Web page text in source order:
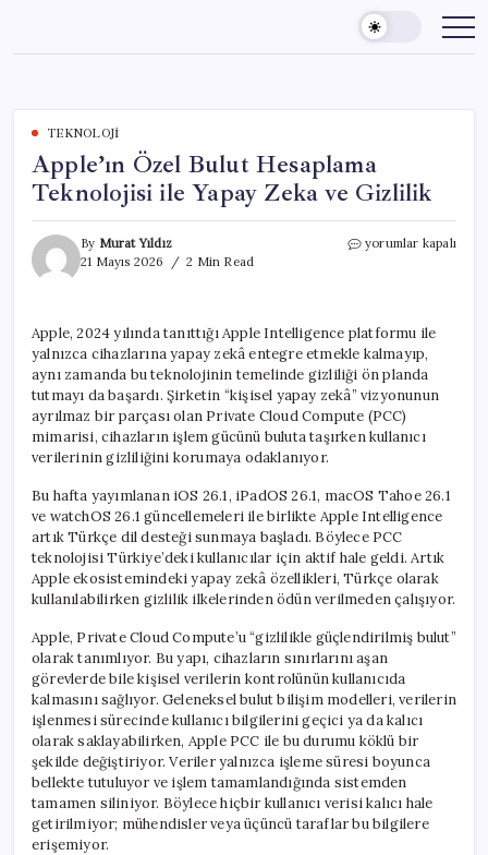
content
TEKNOLOJI
Apple’ın Özel Bulut Hesaplama
Teknolojisi ile Yapay Zeka ve Gizlilik
By Murat Yıldız
21 Mayıs 2026
2 Min Read
Apple’ın
ile
Yapay
Zeka
ve
Gizlilik
için
yorumlar kapalı
Apple, 2024 yılında tanıttığı Apple Intelligence platformu ile
yalnızca cihazlarına yapay zekâ entegre etmekle kalmayıp,
aynı zamanda bu teknolojinin temelinde gizliliği ön planda
tutmayı da başardı. Şirketin “kişisel yapay zekâ” vizyonunun
ayrılmaz bir parçası olan Private Cloud Compute (PCC)
mimarisi, cihazların işlem gücünü buluta taşırken kullanıcı
verilerinin gizliliğini korumaya odaklanıyor.
Bu hafta yayımlanan iOS 26.1, iPadOS 26.1, macOS Tahoe 26.1
ve watchOS 26.1 güncellemeleri ile birlikte Apple Intelligence
artık Türkçe dil desteği sunmaya başladı. Böylece PCC
teknolojisi Türkiye’deki kullanıcılar için aktif hale geldi. Artık
Apple ekosistemindeki yapay zekâ özellikleri, Türkçe olarak
kullanılabilirken gizlilik ilkelerinden ödün verilmeden çalışıyor.
Apple, Private Cloud Compute’u “gizlilikle güçlendirilmiş bulut”
olarak tanımlıyor. Bu yapı, cihazların sınırlarını aşan
görevlerde bile kişisel verilerin kontrolünün kullanıcıda
kalmasını sağlıyor. Geleneksel bulut bilişim modelleri, verilerin
işlenmesi sürecinde kullanıcı bilgilerini geçici ya da kalıcı
olarak saklayabilirken, Apple PCC ile bu durumu köklü bir
şekilde değiştiriyor. Veriler yalnızca işleme süresi boyunca
bellekte tutuluyor ve işlem tamamlandığında sistemden
tamamen siliniyor. Böylece hiçbir kullanıcı verisi kalıcı hale
getirilmiyor; mühendisler veya üçüncü taraflar bu bilgilere
erişemiyor.